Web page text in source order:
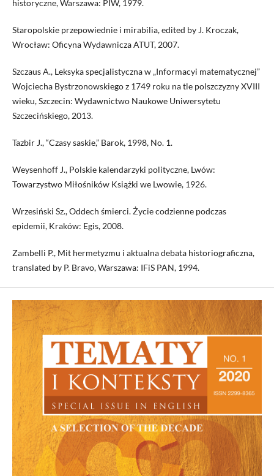
historyczne, Warszawa: PIW, 1979.
Staropolskie przepowiednie i mirabilia, edited by J. Kroczak,
Wrocław: Oficyna Wydawnicza ATUT, 2007.
Szczaus A., Leksyka specjalistyczna w „Informacyi matematycznej”
Wojciecha Bystrzonowskiego z 1749 roku na tle polszczyzny XVIII
wieku, Szczecin: Wydawnictwo Naukowe Uniwersytetu
Szczecińskiego, 2013.
Tazbir J., “Czasy saskie,” Barok, 1998, No. 1.
Weysenhoff J., Polskie kalendarzyki polityczne, Lwów:
Towarzystwo Miłośników Książki we Lwowie, 1926.
Wrzesiński Sz., Oddech śmierci. Życie codzienne podczas
epidemii, Kraków: Egis, 2008.
Zambelli P., Mit hermetyzmu i aktualna debata historiograficzna,
translated by P. Bravo, Warszawa: IFiS PAN, 1994.